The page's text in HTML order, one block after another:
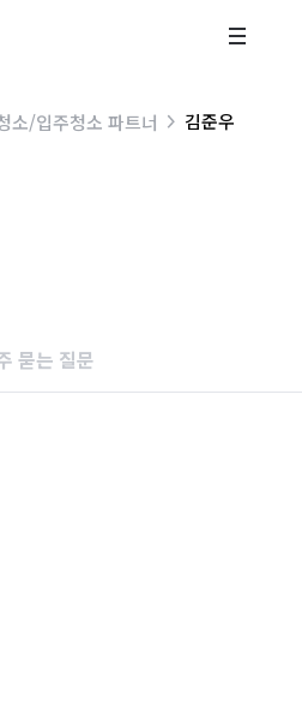
소/입주청소 파트너 김준우
묻는 질문